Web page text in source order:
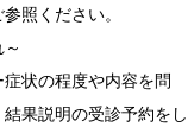
照ください。
状の程度や内容を問
果説明の受診予約をし